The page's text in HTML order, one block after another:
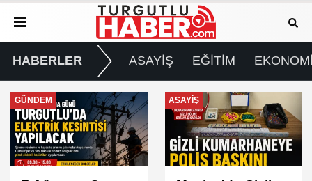
HABERLER ASAYİŞ EĞİTİM
ASAYİŞ SPOR